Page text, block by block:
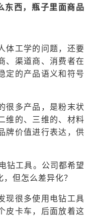
东西，瓶子里面商品
体工学的问题，还要
、渠道商、消费者在
定的产品语义和符号
很多产品，是粉末状
维的、三维的、材料
牌价值进行表达，供
钻工具。公司都希望
但怎么差异化？
现很多使用电钻工具
皮卡车，后面放着这